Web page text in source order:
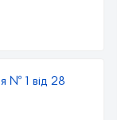
№ 1 від 28